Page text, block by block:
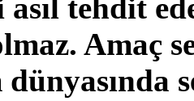
asıl tehdit
Amaç